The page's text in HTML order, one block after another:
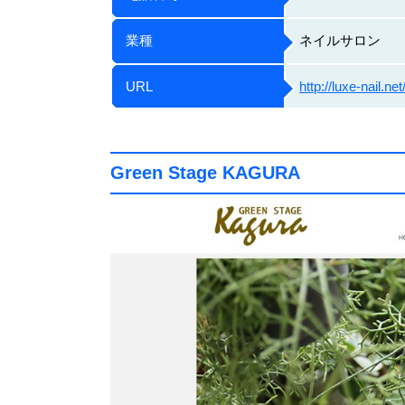
業種 ネイルサロン
URL http://luxe-nail.net/
Green Stage KAGURA